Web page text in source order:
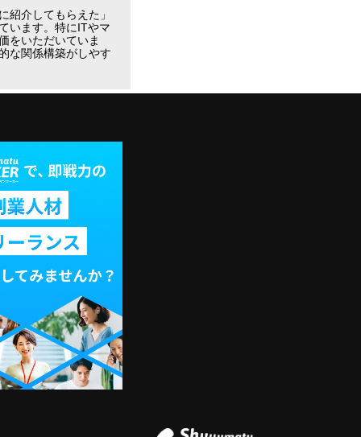
紹介してもらえた」
います。特にITやマ
をいただいていま
な関係構築がしやす